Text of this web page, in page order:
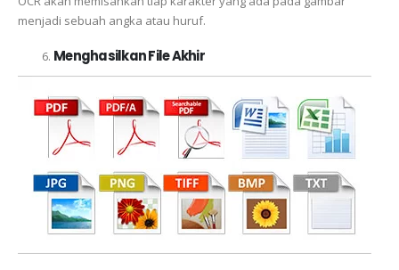
menjadi sebuah angka atau huruf.
Menghasilkan File Akhir